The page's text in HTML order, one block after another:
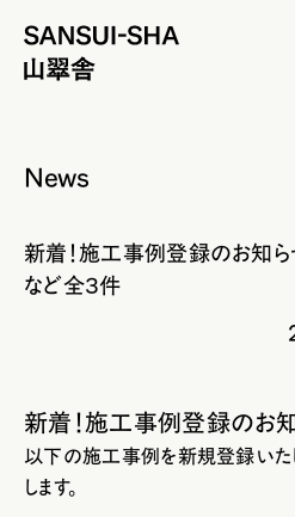
News
新着！施工事例登録のお知ら
など全３件
新着！施工事例登録の
以下の施工事例を新規登録いた
します。